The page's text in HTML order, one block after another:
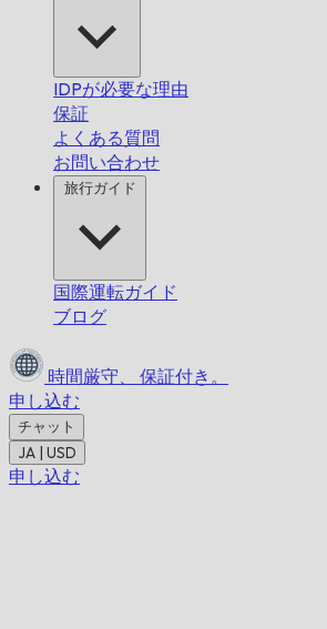
IDPが必要な理由
保証
よくある質問
お問い合わせ
旅行ガイド
国際運転ガイド
ブログ
時間厳守、
保証付き。
申し込む
チャット
JA | USD
申し込む